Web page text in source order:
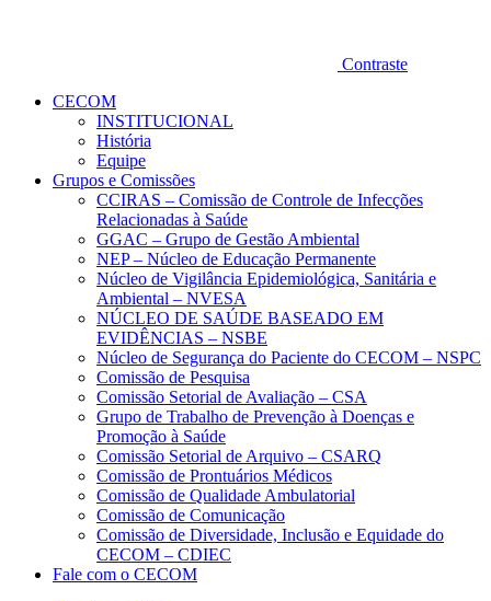
Contraste
CECOM
INSTITUCIONAL
História
Equipe
Grupos e Comissões
CCIRAS – Comissão de Controle de Infecções
Relacionadas à Saúde
GGAC – Grupo de Gestão Ambiental
NEP – Núcleo de Educação Permanente
Núcleo de Vigilância Epidemiológica, Sanitária e
Ambiental – NVESA
NÚCLEO DE SAÚDE BASEADO EM
EVIDÊNCIAS – NSBE
Núcleo de Segurança do Paciente do CECOM – NSPC
Comissão de Pesquisa
Comissão Setorial de Avaliação – CSA
Grupo de Trabalho de Prevenção à Doenças e
Promoção à Saúde
Comissão Setorial de Arquivo – CSARQ
Comissão de Prontuários Médicos
Comissão de Qualidade Ambulatorial
Comissão de Comunicação
Comissão de Diversidade, Inclusão e Equidade do
CECOM – CDIEC
Fale com o CECOM